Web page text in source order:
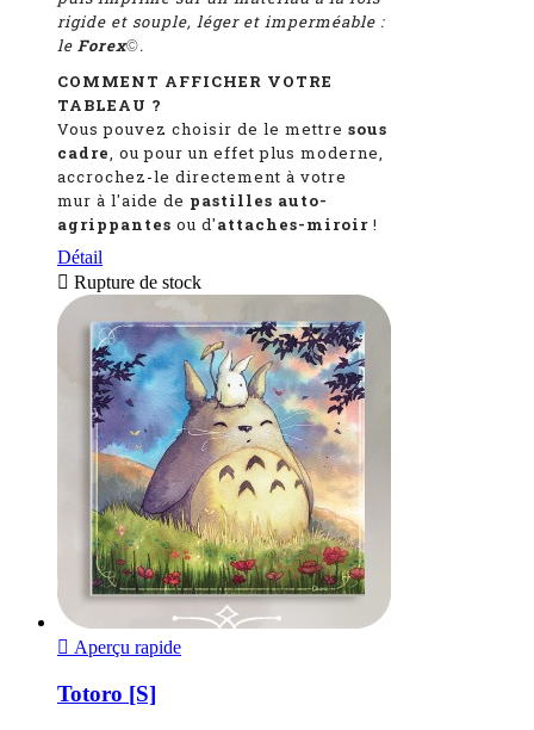
rigide et souple, léger et imperméable :
le Forex©.
COMMENT AFFICHER VOTRE
TABLEAU ?
Vous pouvez choisir de le mettre sous
cadre , ou pour un effet plus moderne,
accrochez-le directement à votre
mur à l'aide de pastilles auto-
agrippantes ou d'attaches-miroir !
Détail
 Rupture de stock
 Aperçu rapide
Totoro [S]